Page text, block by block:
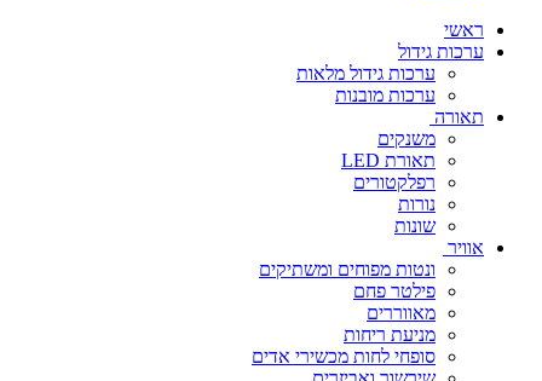
ראשי
ערכות גידול
ערכות גידול מלאות
ערכות מובנות
תאורה
משנקים
תאורת LED
רפלקטורים
נורות
שונות
אוויר
ונטות מפוחים ומשתיקים
פילטר פחם
מאווררים
מניעת ריחות
סופחי לחות מכשירי אדים